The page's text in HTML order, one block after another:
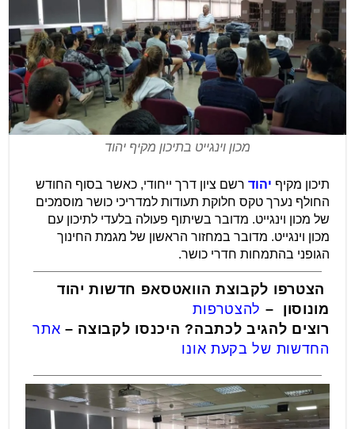
מכון וינגייט בתיכון מקיף יהוד
תיכון מקיף יהוד רשם ציון דרך ייחודי, כאשר בסוף החודש
החולף נערך טקס חלוקת תעודות למדריכי כושר מוסמכים
של מכון וינגייט. מדובר בשיתוף פעולה בלעדי לתיכון עם
מכון וינגייט. מדובר במחזור הראשון של מגמת החינוך
הגופני בהתמחות חדרי כושר.
הצטרפו לקבוצת הוואטסאפ חדשות יהוד
מונוסון – להצטרפות
רוצים להגיב לכתבה? היכנסו לקבוצה – אתר
החדשות של בקעת אונו